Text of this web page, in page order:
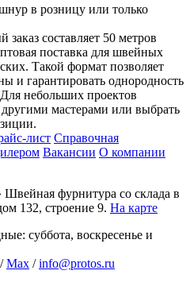
в розницу или только
составляет 50 метров
поставка для швейных
Такой формат позволяет
и гарантировать однородность
небольших проектов
мастерами или выбрать
лист Справочная
Вакансии О компании
Швейная фурнитура со склада в
132, строение 9. На карте
суббота, воскресенье и
/Max /info@protos.ru